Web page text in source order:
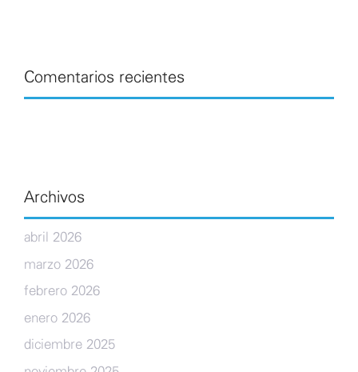
Comentarios recientes
Archivos
abril 2026
marzo 2026
febrero 2026
enero 2026
diciembre 2025